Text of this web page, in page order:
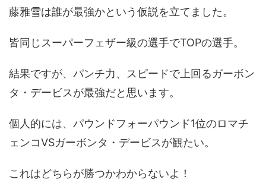
藤雅雪は誰が最強かという仮説を立てました。
皆同じスーパーフェザー級の選手でTOPの選手。
結果ですが、パンチ力、スピードで上回るガーボン
タ・デービスが最強だと思います。
個人的には、パウンドフォーパウンド1位のロマチ
ェンコVSガーボンタ・デービスが観たい。
これはどちらが勝つかわからないよ！